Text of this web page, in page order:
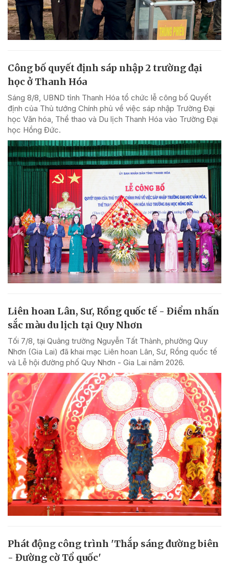
Công bố quyết định sáp nhập 2 trường đại
học ở Thanh Hóa
Sáng 8/8, UBND tỉnh Thanh Hóa tổ chức lễ công bố Quyết
định của Thủ tướng Chính phủ về việc sáp nhập Trường Đại
học Văn hóa, Thể thao và Du lịch Thanh Hóa vào Trường Đại
học Hồng Đức.
Liên hoan Lân, Sư, Rồng quốc tế - Điểm nhấn
sắc màu du lịch tại Quy Nhơn
Tối 7/8, tại Quảng trường Nguyễn Tất Thành, phường Quy
Nhơn (Gia Lai) đã khai mạc Liên hoan Lân, Sư, Rồng quốc tế
và Lễ hội đường phố Quy Nhơn - Gia Lai năm 2026.
Phát động công trình 'Thắp sáng đường biên
- Đường cờ Tổ quốc'